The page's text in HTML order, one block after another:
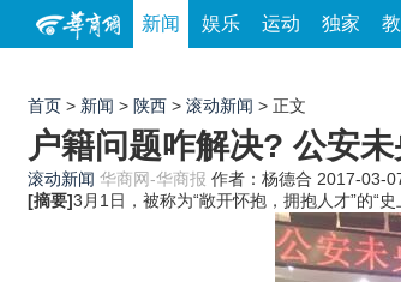
新闻 娱乐 运动 独家
首页 > 新闻 > 陕西 > 滚动新闻 > 正文
户籍问题咋解决? 公安
滚动新闻 华商网-华商报 作者：杨德合 2017-03-
[摘要]3月1日，被称为“敞开怀抱，拥抱人才”的“